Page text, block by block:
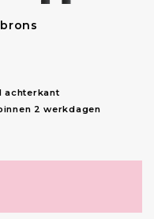
achterkant
2 werkdagen